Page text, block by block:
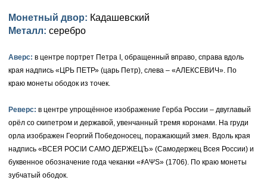
Медь
Для Финляндии
Серебро
Для Финляндии
Золото
Медь
Памятные и донативные
Николай I (1825-1855)
Серебро
Русско-Польские
Для Польши
Золото
Для Грузии
Для Польши
Павел I (1796-1801)
Медь
Серебро
Медь
Елизавета I (1741-1762)
Золото
Иоанн Антонович (1740-1741)
Монетный двор: Кадашевский
Металл: серебро
Аверс: в центре портрет Петра I, обращенный вправо, справа вдоль
края надпись «ЦРЬ ПЕТР» (царь Петр), слева – «АЛЕКСЕВИЧ». По
краю монеты ободок из точек.
Реверс: в центре упрощённое изображение Герба России – двуглавый
орёл со скипетром и державой, увенчанный тремя коронами. На груди
орла изображен Георгий Победоносец, поражающий змея. Вдоль края
надпись «ВСЕЯ РОСIИ САМО ДЕРЖЕЦЪ» (Самодержец Всея России) и
буквенное обозначение года чеканки «҂АΨS» (1706). По краю монеты
зубчатый ободок.